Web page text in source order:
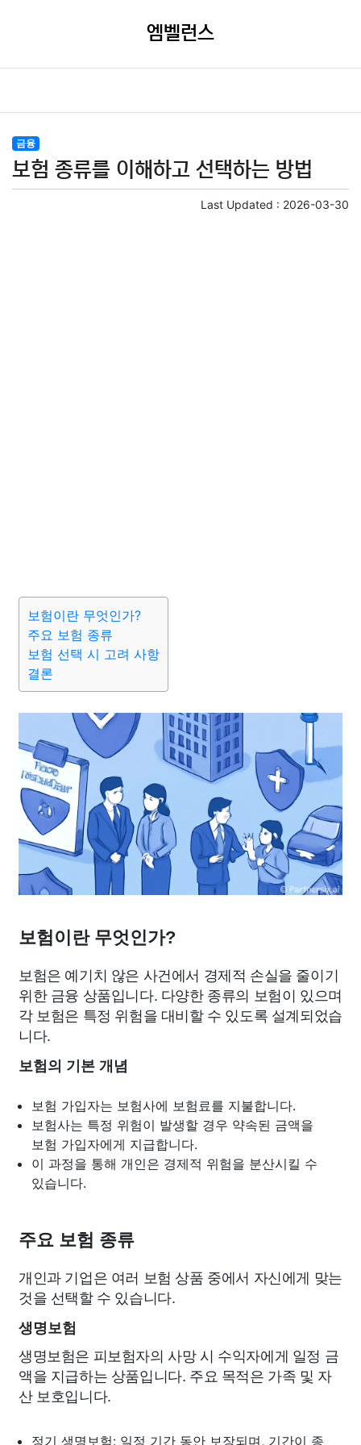
엠벨런스
금융
보험 종류를 이해하고 선택하는 방법
Last Updated : 2026-03-30
보험이란 무엇인가?
주요 보험 종류
보험 선택 시 고려 사항
결론
보험이란 무엇인가?
보험은 예기치 않은 사건에서 경제적 손실을 줄이기
위한 금융 상품입니다. 다양한 종류의 보험이 있으며
각 보험은 특정 위험을 대비할 수 있도록 설계되었습
니다.
보험의 기본 개념
보험 가입자는 보험사에 보험료를 지불합니다.
보험사는 특정 위험이 발생할 경우 약속된 금액을
보험 가입자에게 지급합니다.
이 과정을 통해 개인은 경제적 위험을 분산시킬 수
있습니다.
주요 보험 종류
개인과 기업은 여러 보험 상품 중에서 자신에게 맞는
것을 선택할 수 있습니다.
생명보험
생명보험은 피보험자의 사망 시 수익자에게 일정 금
액을 지급하는 상품입니다. 주요 목적은 가족 및 자
산 보호입니다.
정기 생명보험: 일정 기간 동안 보장되며, 기간이 종